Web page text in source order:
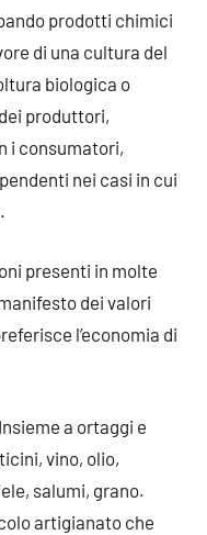
prodotti chimici
di una cultura del
biologica o
produttori,
i consumatori,
nei casi in cui
presenti in molte
dei valori
l’economia di
a ortaggi e
vino, olio,
salumi, grano.
artigianato che